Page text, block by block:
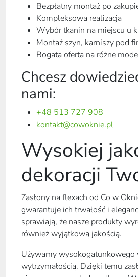
Bezpłatny montaż po
Kompleksowa realizacja
Wybór tkanin na miejscu u
Montaż szyn, karniszy pod
Bogata oferta na różne
Chcesz
nami:
+48 513 727 908
kontakt@cowoknie.pl
Wysokiej
dekoracji
Zasłony na flexach od Co w
gwarantuje ich trwałość i
sprawiają, że nasze produkty
również wyjątkową jakością.
Używamy wysokogatunkowego
wytrzymałością. Dzięki temu